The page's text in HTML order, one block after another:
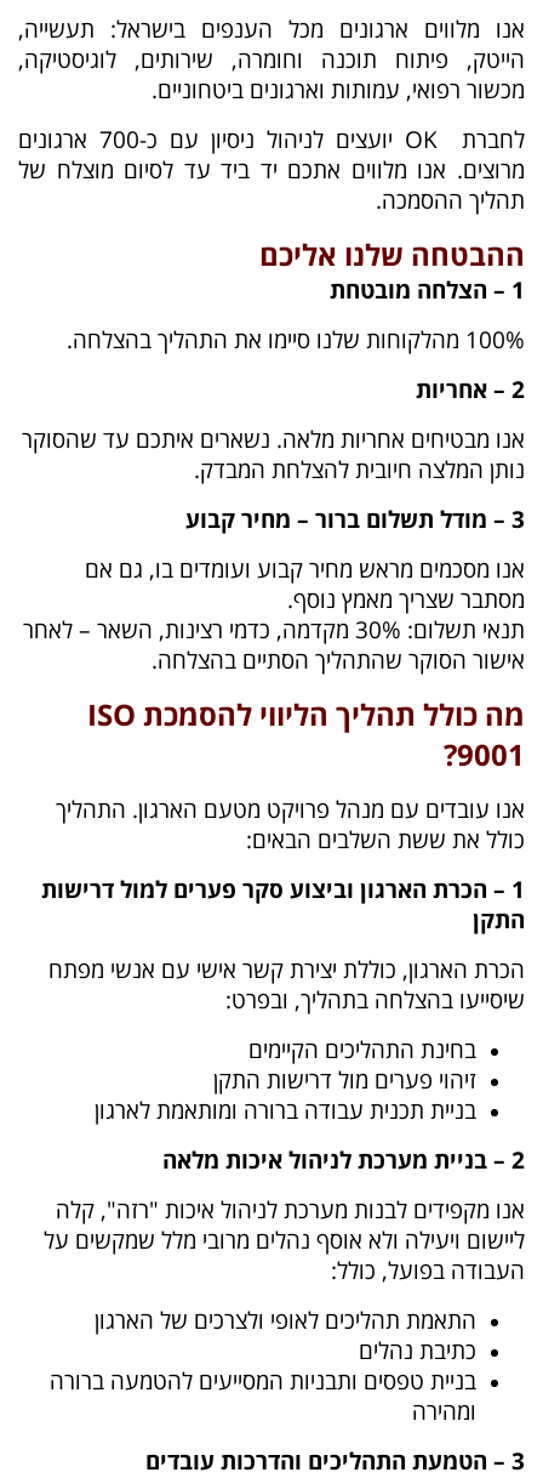
אנו מלווים ארגונים מכל הענפים בישראל: תעשייה,
הייטק, פיתוח תוכנה וחומרה, שירותים, לוגיסטיקה,
מכשור רפואי, עמותות וארגונים ביטחוניים.
לחברת OK יועצים לניהול ניסיון עם כ-700 ארגונים
מרוצים. אנו מלווים אתכם יד ביד עד לסיום מוצלח של
תהליך ההסמכה.
ההבטחה שלנו אליכם
1 – הצלחה מובטחת
100% מהלקוחות שלנו סיימו את התהליך בהצלחה.
2 – אחריות
אנו מבטיחים אחריות מלאה. נשארים איתכם עד שהסוקר
נותן המלצה חיובית להצלחת המבדק.
3 – מודל תשלום ברור – מחיר קבוע
אנו מסכמים מראש מחיר קבוע ועומדים בו, גם אם
מסתבר שצריך מאמץ נוסף.
תנאי תשלום: 30% מקדמה, כדמי רצינות, השאר – לאחר
אישור הסוקר שהתהליך הסתיים בהצלחה.
מה כולל תהליך הליווי להסמכת ISO
9001?
אנו עובדים עם מנהל פרויקט מטעם הארגון. התהליך
כולל את ששת השלבים הבאים:
1 – הכרת הארגון וביצוע סקר פערים למול דרישות
התקן
הכרת הארגון, כוללת יצירת קשר אישי עם אנשי מפתח
שיסייעו בהצלחה בתהליך, ובפרט:
בחינת התהליכים הקיימים
זיהוי פערים מול דרישות התקן
בניית תכנית עבודה ברורה ומותאמת לארגון
2 – בניית מערכת לניהול איכות מלאה
אנו מקפידים לבנות מערכת לניהול איכות "רזה", קלה
ליישום ויעילה ולא אוסף נהלים מרובי מלל שמקשים על
העבודה בפועל, כולל:
התאמת תהליכים לאופי ולצרכים של הארגון
כתיבת נהלים
בניית טפסים ותבניות המסייעים להטמעה ברורה
ומהירה
3 – הטמעת התהליכים והדרכות עובדים